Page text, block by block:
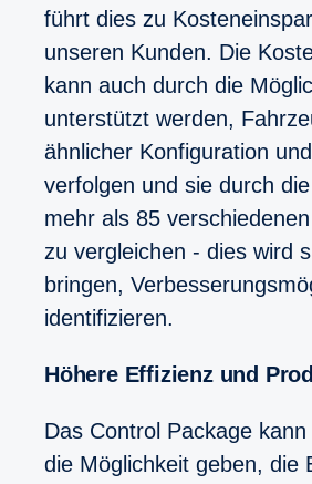
führt dies zu
unseren Kunden. Die
kann auch durch die
unterstützt werden,
ähnlicher Konfiguration
verfolgen und sie durch
mehr als 85
zu vergleichen - dies wird
bringen,
identifizieren.
Höhere Effizienz und
Das Control Package
die Möglichkeit geben, die